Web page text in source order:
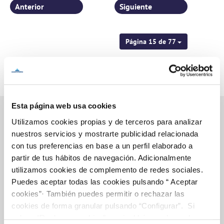
Esta página web usa cookies
Utilizamos cookies propias y de terceros para analizar
nuestros servicios y mostrarte publicidad relacionada
con tus preferencias en base a un perfil elaborado a
partir de tus hábitos de navegación. Adicionalmente
utilizamos cookies de complemento de redes sociales.
Puedes aceptar todas las cookies pulsando “ Aceptar
cookies”· También puedes permitir o rechazar las
cookies de forma granular pulsando “Configurar”. Si
Página 15 de 77
Anterior Siguiente
Inicio
Gestiones Online